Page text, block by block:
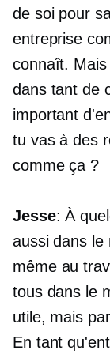
de soi pour
entreprise
connaît.
dans tant de
important
tu vas à des
comme ça ?
Jesse: À
aussi dans le
même au
tous dans le
utile, mais
En tant